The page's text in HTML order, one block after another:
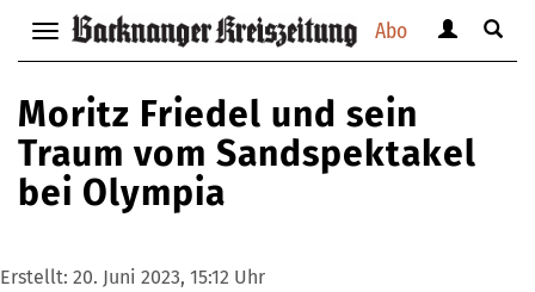
Abo
Navigation
anzeigen
verbergen
anzeigen
Suche
Moritz Friedel und sein
Traum vom Sandspektakel
bei Olympia
Erstellt: 20. Juni 2023, 15:12 Uhr